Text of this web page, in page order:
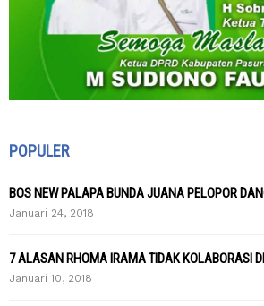
POPULER
BOS NEW PALAPA BUNDA JUANA PELOPOR
Januari 24, 2018
7 ALASAN RHOMA IRAMA TIDAK KOLABORASI
Januari 10, 2018